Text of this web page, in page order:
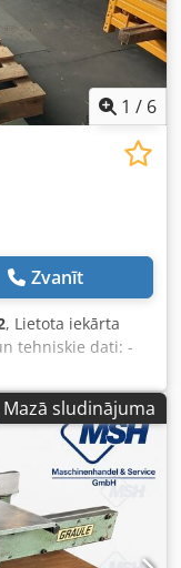
1 / 6
Zvanīt
, Lietota iekārta
tehniskie dati: -
Abszk Nxhe Rjrf -
uz vienu
apgr./min - Zāģa
diametrs
griezums,
vai pa labi: 265 x
45° pa kreisi
Atrašanās
Mazā sludinājuma